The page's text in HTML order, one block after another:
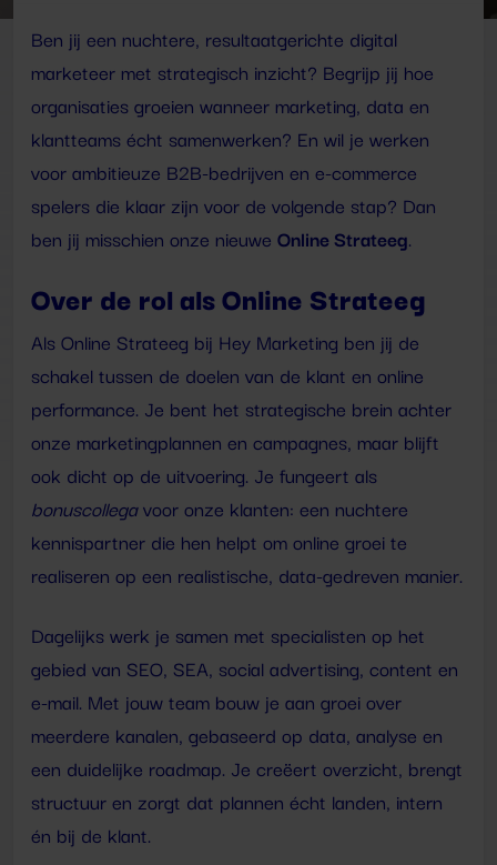
Ben jij een nuchtere, resultaatgerichte digital
marketeer met strategisch inzicht? Begrijp jij hoe
organisaties groeien wanneer marketing, data en
klantteams écht samenwerken? En wil je werken
voor ambitieuze B2B-bedrijven en e-commerce
spelers die klaar zijn voor de volgende stap? Dan
ben jij misschien onze nieuwe Online Strateeg.
Over de rol als Online Strateeg
Als Online Strateeg bij Hey Marketing ben jij de
schakel tussen de doelen van de klant en online
performance. Je bent het strategische brein achter
onze marketingplannen en campagnes, maar blijft
ook dicht op de uitvoering. Je fungeert als
bonuscollegavoor onze klanten: een nuchtere
kennispartner die hen helpt om online groei te
realiseren op een realistische, data-gedreven manier.
Dagelijks werk je samen met specialisten op het
gebied van SEO, SEA, social advertising, content en
e-mail. Met jouw team bouw je aan groei over
meerdere kanalen, gebaseerd op data, analyse en
een duidelijke roadmap. Je creëert overzicht, brengt
structuur en zorgt dat plannen écht landen, intern
én bij de klant.